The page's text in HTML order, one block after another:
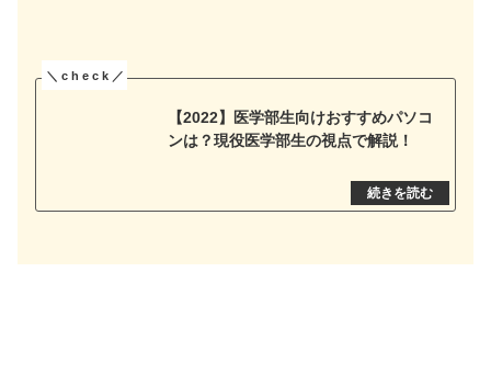
【2022】医学部生向けおすすめパソコ
ンは？現役医学部生の視点で解説！